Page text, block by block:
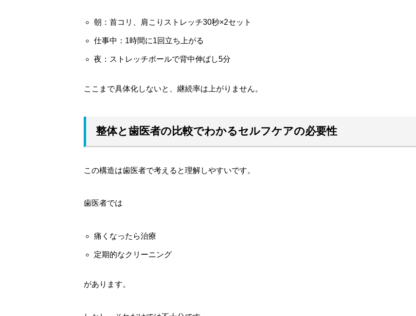
朝：首コリ、肩こりストレッチ30秒×2セット
仕事中：1時間に1回立ち上がる
夜：ストレッチポールで背中伸ばし5分
ここまで具体化しないと、継続率は上がりません。
整体と歯医者の比較でわかるセルフケアの必要性
この構造は歯医者で考えると理解しやすいです。
歯医者では
痛くなったら治療
定期的なクリーニング
があります。